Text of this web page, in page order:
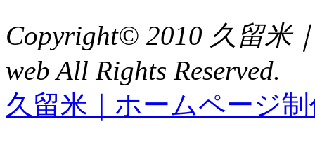
Copyright© 2010 久留米
web All Rights Reserved.
久留米｜ホームページ